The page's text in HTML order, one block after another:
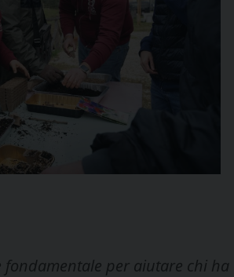
fondamentale per aiutare chi ha